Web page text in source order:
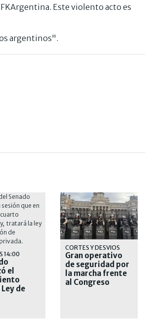
Este violento acto es
argentinos".
14:00
el
de
CORTES Y DESVIOS
Gran operativo
de seguridad por
la marcha frente
al Congreso